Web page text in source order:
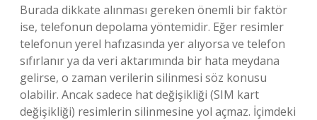
Burada dikkate alınması gereken önemli bir faktör
ise, telefonun depolama yöntemidir. Eğer resimler
telefonun yerel hafızasında yer alıyorsa ve telefon
sıfırlanır ya da veri aktarımında bir hata meydana
gelirse, o zaman verilerin silinmesi söz konusu
olabilir. Ancak sadece hat değişikliği (SIM kart
değişikliği) resimlerin silinmesine yol açmaz. İçimdeki